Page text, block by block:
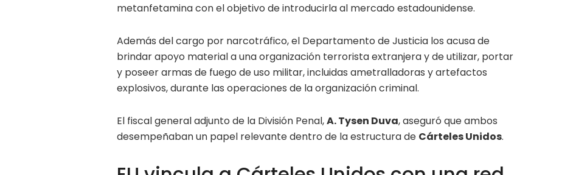
metanfetamina con el objetivo de introducirla al mercado estadounidense.
Además del cargo por narcotráfico, el Departamento de Justicia los acusa de
brindar apoyo material a una organización terrorista extranjera y de utilizar, portar
y poseer armas de fuego de uso militar, incluidas ametralladoras y artefactos
explosivos, durante las operaciones de la organización criminal.
El fiscal general adjunto de la División Penal,A. Tysen Duva, aseguró que ambos
desempeñaban un papel relevante dentro de la estructura de Cárteles Unidos.